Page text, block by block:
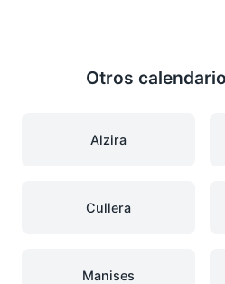
Otros
Alzira
Cullera
Manises